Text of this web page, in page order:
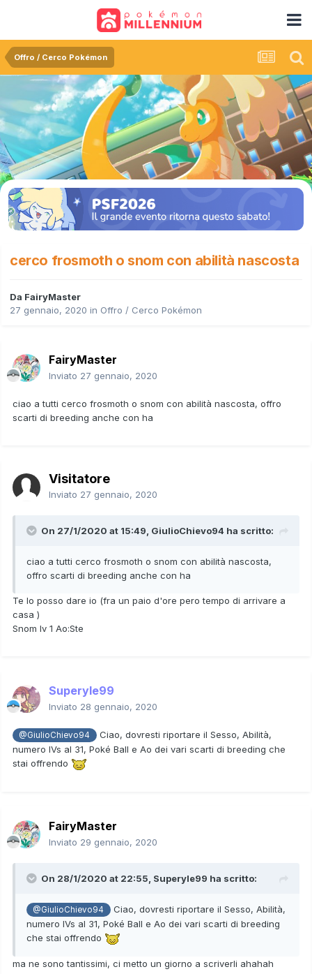
Offro / Cerco Pokémon
cerco frosmoth o snom con abilità nascosta
Da FairyMaster
27 gennaio, 2020 in Offro / Cerco Pokémon
FairyMaster
Inviato 27 gennaio, 2020
ciao a tutti cerco frosmoth o snom con abilità nascosta, offro
scarti di breeding anche con ha
Visitatore
Inviato 27 gennaio, 2020
On 27/1/2020 at 15:49, GiulioChievo94 ha scritto:
ciao a tutti cerco frosmoth o snom con abilità nascosta,
offro scarti di breeding anche con ha
Te lo posso dare io (fra un paio d'ore pero tempo di arrivare a
casa )
Snom lv 1 Ao:Ste
Superyle99
Inviato 28 gennaio, 2020
@GiulioChievo94
Ciao, dovresti riportare il Sesso, Abilità,
numero IVs al 31, Poké Ball e Ao dei vari scarti di breeding che
stai offrendo
FairyMaster
Inviato 29 gennaio, 2020
On 28/1/2020 at 22:55, Superyle99 ha scritto:
@GiulioChievo94
Ciao, dovresti riportare il Sesso, Abilità,
numero IVs al 31, Poké Ball e Ao dei vari scarti di breeding
che stai offrendo
ma ne sono tantissimi, ci metto un giorno a scriverli ahahah